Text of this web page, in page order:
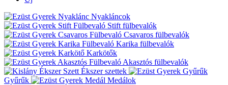
Nyakláncok
Stift fülbevalók
Csavaros fülbevalók
Karika fülbevalók
Karkötők
Akasztós fülbevalók
Ékszer szettek
Gyűrűk
Medálok